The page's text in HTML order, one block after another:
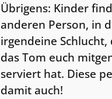
Übrigens: Kinder
anderen Person, in
irgendeine
das Tom euch
serviert hat. Diese
damit auch!